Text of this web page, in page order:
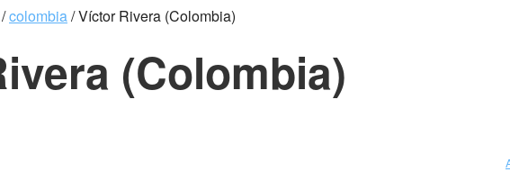
/colombia/Víctor Rivera (Colombia)
(Colombia)